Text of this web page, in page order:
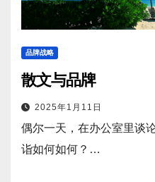
品牌战略
散文与品牌
2025年1月11日
偶尔一天，在办公室里谈
诣如何如何？…